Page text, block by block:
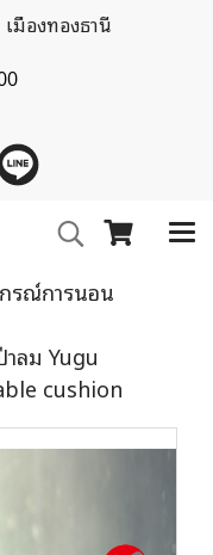
มืองทองธานี
รณ์การนอน
ลม Yugu
cushion